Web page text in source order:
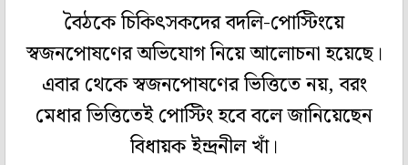
বৈঠকে চিকিৎসকদের বদলি-পোস্টিংয়ে
স্বজনপোষণের অভিযোগ নিয়ে আলোচনা হয়েছে।
এবার থেকে স্বজনপোষণের ভিত্তিতে নয়, বরং
মেধার ভিত্তিতেই পোস্টিং হবে বলে জানিয়েছেন
বিধায়ক ইন্দ্রনীল খাঁ।